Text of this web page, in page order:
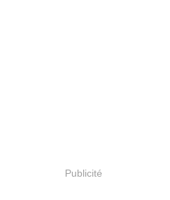
Publicité